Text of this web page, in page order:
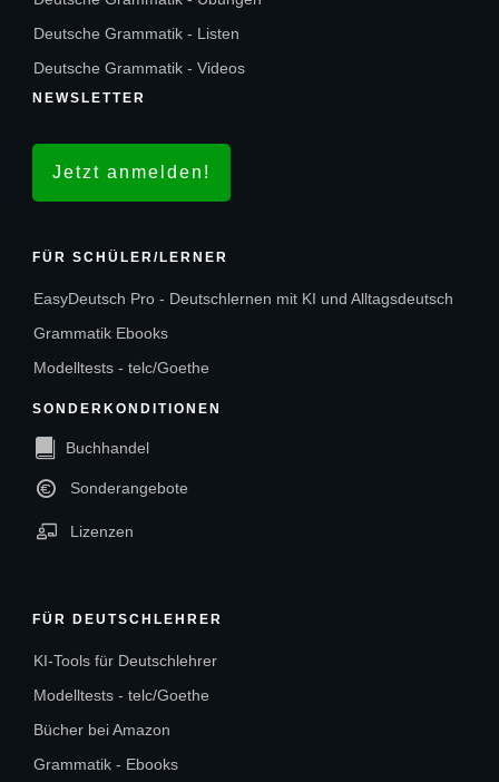
Deutsche Grammatik - Listen
Deutsche Grammatik - Videos
NEWSLETTER
Jetzt anmelden!
FÜR SCHÜLER/LERNER
EasyDeutsch Pro - Deutschlernen mit KI und Alltagsdeutsch
Grammatik Ebooks
Modelltests - telc/Goethe
SONDERKONDITIONEN
Buchhandel
Sonderangebote
Lizenzen
FÜR DEUTSCHLEHRER
KI-Tools für Deutschlehrer
Modelltests - telc/Goethe
Bücher bei Amazon
Grammatik - Ebooks